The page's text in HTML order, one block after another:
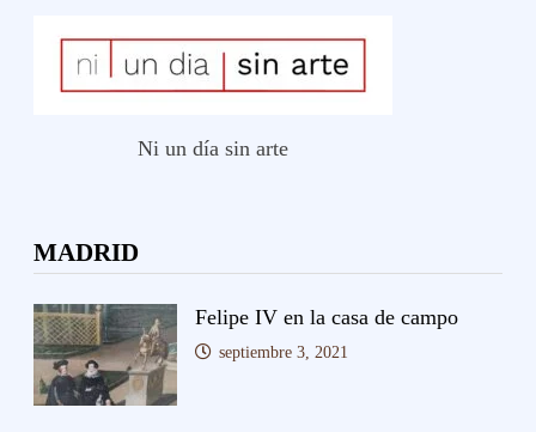
Ni un día sin arte
MADRID
Felipe IV en la casa de campo
septiembre 3, 2021